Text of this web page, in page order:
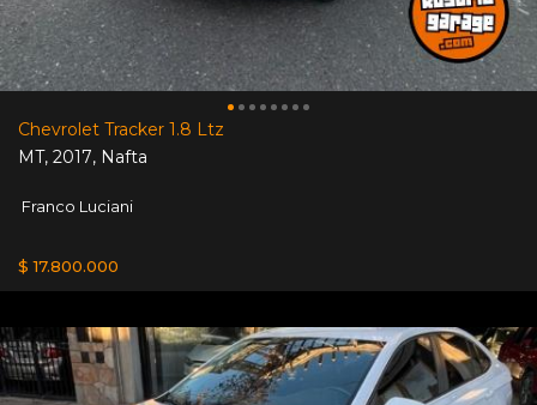
Chevrolet Tracker 1.8 Ltz
MT, 2017, Nafta
Franco Luciani
$ 17.800.000